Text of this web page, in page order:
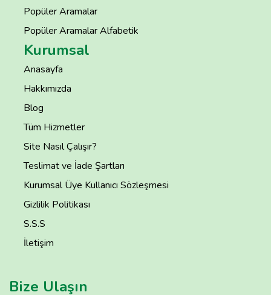
Popüler Aramalar
Popüler Aramalar Alfabetik
Kurumsal
Anasayfa
Hakkımızda
Blog
Tüm Hizmetler
Site Nasıl Çalışır?
Teslimat ve İade Şartları
Kurumsal Üye Kullanıcı Sözleşmesi
Gizlilik Politikası
S.S.S
İletişim
Bize Ulaşın